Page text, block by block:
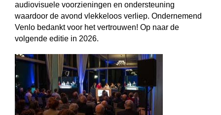
audiovisuele voorzieningen en ondersteuning
waardoor de avond vlekkeloos verliep. Ondernemend
Venlo bedankt voor het vertrouwen! Op naar de
volgende editie in 2026.